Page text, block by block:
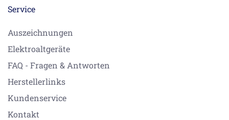
Service
Auszeichnungen
Elektroaltgeräte
FAQ - Fragen & Antworten
Herstellerlinks
Kundenservice
Kontakt